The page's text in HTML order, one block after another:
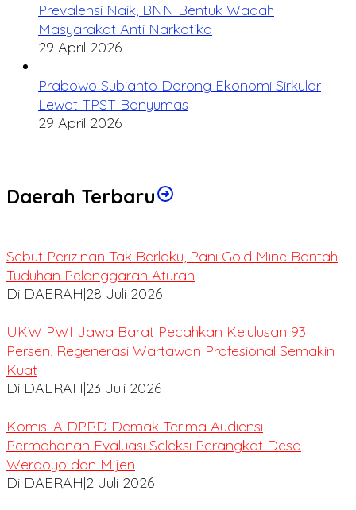
Prevalensi Naik, BNN Bentuk Wadah
Masyarakat Anti Narkotika
29 April 2026
Prabowo Subianto Dorong Ekonomi Sirkular
Lewat TPST Banyumas
29 April 2026
Daerah Terbaru
Sebut Perizinan Tak Berlaku, Pani Gold Mine Bantah
Tuduhan Pelanggaran Aturan
Di DAERAH|28 Juli 2026
UKW PWI Jawa Barat Pecahkan Kelulusan 93
Persen, Regenerasi Wartawan Profesional Semakin
Kuat
Di DAERAH|23 Juli 2026
Komisi A DPRD Demak Terima Audiensi
Permohonan Evaluasi Seleksi Perangkat Desa
Werdoyo dan Mijen
Di DAERAH|2 Juli 2026